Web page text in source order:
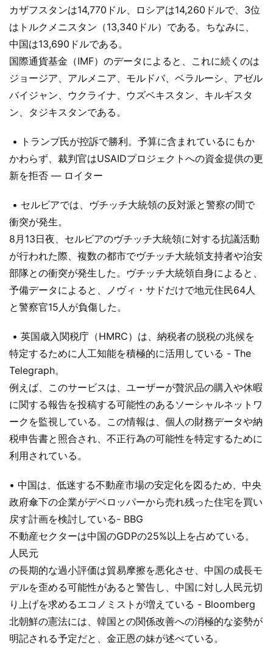
カザフスタンは14,770ドル、ロシアは14,260ドルで、3位
はトルクメニスタン（13,340ドル）である。ちなみに、
中国は13,690ドルである。
国際通貨基金（IMF）のデータによると、これに続くのは
ジョージア、アルメニア、モルドバ、ベラルーシ、アゼル
バイジャン、ウクライナ、ウズベキスタン、キルギスタ
ン、タジキスタンである。
• トランプ氏が控訴で勝利。予算に含まれているにもか
かわらず、裁判官はUSAIDプロジェクトへの資金提供の更
新を拒否 — ロイター
• セルビアでは、ヴチッチ大統領の反対派と警察の間で
衝突が発生。
8月13日夜、セルビアのヴチッチ大統領に対する抗議活動
が行われた際、複数の都市でヴチッチ大統領支持者や治安
部隊との衝突が発生した。ヴチッチ大統領自身によると、
予備データによると、ノヴィ・サドだけで地元住民64人
と警察官15人が負傷した。
• 英国歳入関税庁（HMRC）は、納税者の脱税の兆候を
特定するために人工知能を積極的に活用している - The
Telegraph。
例えば、このサービスは、ユーザーが贅沢品の購入や休暇
に関する報告を投稿する可能性のあるソーシャルネットワ
ークを監視している。この情報は、個人の財務データや納
税申告書と照合され、不正行為の可能性を特定するために
利用されている。
• 中国は、低迷する不動産市場の安定化を図るため、中央
政府傘下の企業がデベロッパーから売れ残った住宅を買い
戻す計画を検討している- BBG
不動産セクターは中国のGDPの25%以上を占めている。
人民元
の長期的な過小評価は貿易摩擦を悪化させ、中国の成長モ
デルを歪める可能性があると警告し、中国に対し人民元切
り上げを求めるエコノミストが増えている - Bloomberg
北朝鮮の憲法には、韓国との関係改善への消極的な姿勢が
明記される予定だと、金正恩の妹が述べている。